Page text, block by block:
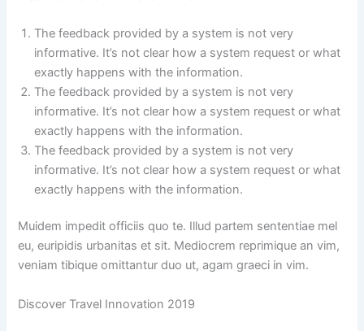
The feedback provided by a system is not very
informative. It’s not clear how a system request or what
exactly happens with the information.
The feedback provided by a system is not very
informative. It’s not clear how a system request or what
exactly happens with the information.
The feedback provided by a system is not very
informative. It’s not clear how a system request or what
exactly happens with the information.
Muidem impedit officiis quo te. Illud partem sententiae mel
eu, euripidis urbanitas et sit. Mediocrem reprimique an vim,
veniam tibique omittantur duo ut, agam graeci in vim.
Discover Travel Innovation 2019